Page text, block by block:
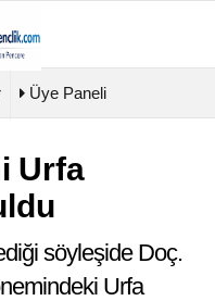
Köşe
Yazarları
Video
Foto
Galeri
Politikası
İlkeleri
Üye Paneli
Urfa
söyleşide Doç.
Urfa